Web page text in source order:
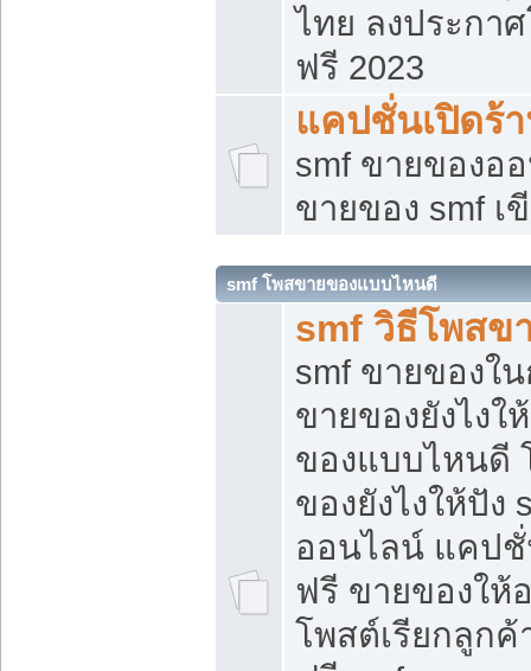
ไทย ลงประกา
ฟรี 2023
แคปชั่นเปิดร้
smf ขายของอ
ขายของ smf เ
smf โพสขายของแบบไหนดี
smf วิธีโพสข
smf ขายของใ
ขายของยังไง
ของแบบไหนดี
ของยังไงให้ปั
ออนไลน์ แคป
ฟรี ขายของให้
โพสต์เรียกลูกค้